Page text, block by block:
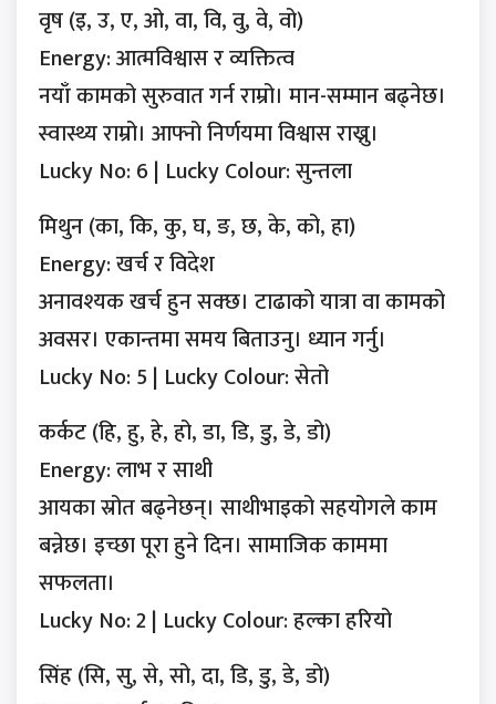
वृष (इ, उ, ए, ओ, वा, वि, वु, वे, वो)
Energy: आत्मविश्वास र व्यक्तित्व
नयाँ कामको सुरुवात गर्न राम्रो। मान-सम्मान बढ्नेछ।
स्वास्थ्य राम्रो। आफ्नो निर्णयमा विश्वास राख्नु।
Lucky No: 6 | Lucky Colour: सुन्तला
मिथुन (का, कि, कु, घ, ङ, छ, के, को, हा)
Energy: खर्च र विदेश
अनावश्यक खर्च हुन सक्छ। टाढाको यात्रा वा कामको
अवसर। एकान्तमा समय बिताउनु। ध्यान गर्नु।
Lucky No: 5 | Lucky Colour: सेतो
कर्कट (हि, हु, हे, हो, डा, डि, डु, डे, डो)
Energy: लाभ र साथी
आयका स्रोत बढ्नेछन्। साथीभाइको सहयोगले काम
बन्नेछ। इच्छा पूरा हुने दिन। सामाजिक काममा
सफलता।
Lucky No: 2 | Lucky Colour: हल्का हरियो
सिंह (सि, सु, से, सो, दा, डि, डु, डे, डो)